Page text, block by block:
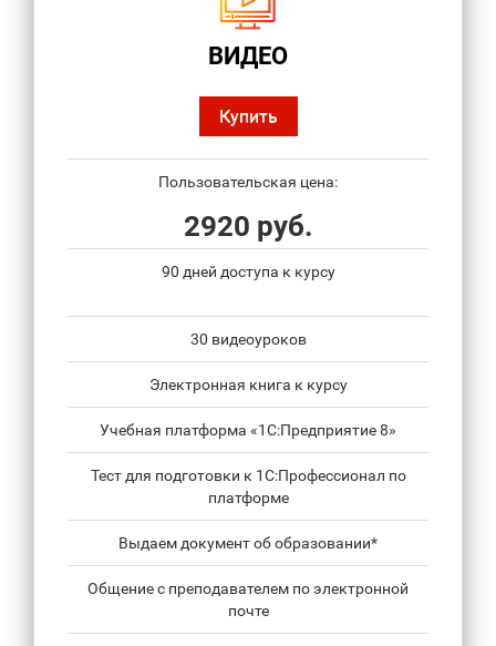
ВИДЕО
Купить
Пользовательская цена:
2920 руб.
90 дней доступа к курсу
30 видеоуроков
Электронная книга к курсу
Учебная платформа «1С:Предприятие 8»
Тест для подготовки к 1С:Профессионал по
платформе
Выдаем документ об образовании*
Общение с преподавателем по электронной
почте